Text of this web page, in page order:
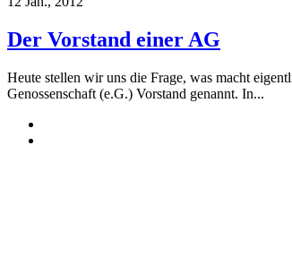
Der Vorstand einer AG
Heute stellen wir uns die Frage, was macht
Genossenschaft (e.G.) Vorstand genannt. In...